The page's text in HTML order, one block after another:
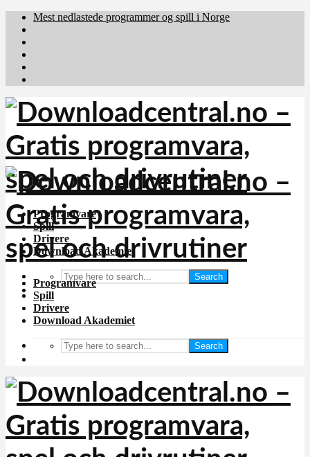
Mest nedlastede programmer og spill i Norge
Programvare
Spill
Drivere
Download Akademiet
Search
Programvare
Spill
Drivere
Download Akademiet
Search